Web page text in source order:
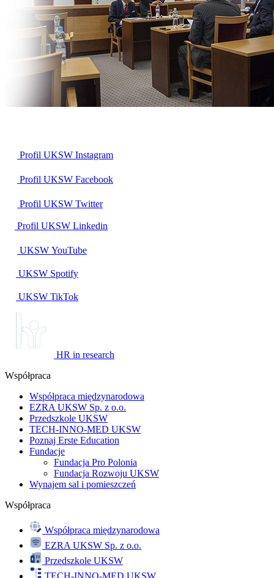
Profil UKSW Instagram
Profil UKSW Facebook
Profil UKSW Twitter
Profil UKSW Linkedin
UKSW YouTube
UKSW Spotify
UKSW TikTok
HR in research
Współpraca
Współpraca międzynarodowa
EZRA UKSW Sp. z o.o.
Przedszkole UKSW
TECH-INNO-MED UKSW
Poznaj Erste Education
Fundacje
Fundacja Pro Polonia
Fundacja Rozwoju UKSW
Wynajem sal i pomieszczeń
Współpraca
Współpraca międzynarodowa
EZRA UKSW Sp. z o.o.
Przedszkole UKSW